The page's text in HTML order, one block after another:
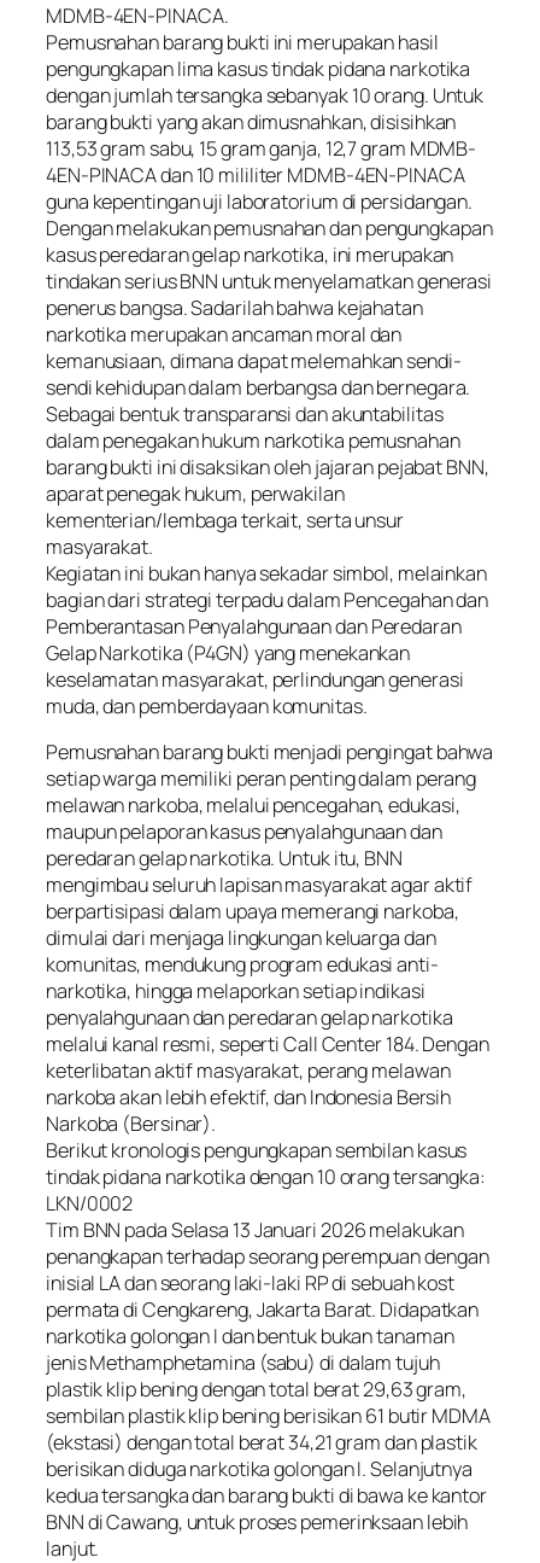
MDMB-4EN-PINACA.
Pemusnahan barang bukti ini merupakan hasil
pengungkapan lima kasus tindak pidana narkotika
dengan jumlah tersangka sebanyak 10 orang. Untuk
barang bukti yang akan dimusnahkan, disisihkan
113,53 gram sabu, 15 gram ganja, 12,7 gram MDMB-
4EN-PINACA dan 10 mililiter MDMB-4EN-PINACA
guna kepentingan uji laboratorium di persidangan.
Dengan melakukan pemusnahan dan pengungkapan
kasus peredaran gelap narkotika, ini merupakan
tindakan serius BNN untuk menyelamatkan generasi
penerus bangsa. Sadarilah bahwa kejahatan
narkotika merupakan ancaman moral dan
kemanusiaan, dimana dapat melemahkan sendi-
sendi kehidupan dalam berbangsa dan bernegara.
Sebagai bentuk transparansi dan akuntabilitas
dalam penegakan hukum narkotika pemusnahan
barang bukti ini disaksikan oleh jajaran pejabat BNN,
aparat penegak hukum, perwakilan
kementerian/lembaga terkait, serta unsur
masyarakat.
Kegiatan ini bukan hanya sekadar simbol, melainkan
bagian dari strategi terpadu dalam Pencegahan dan
Pemberantasan Penyalahgunaan dan Peredaran
Gelap Narkotika (P4GN) yang menekankan
keselamatan masyarakat, perlindungan generasi
muda, dan pemberdayaan komunitas.
Pemusnahan barang bukti menjadi pengingat bahwa
setiap warga memiliki peran penting dalam perang
melawan narkoba, melalui pencegahan, edukasi,
maupun pelaporan kasus penyalahgunaan dan
peredaran gelap narkotika. Untuk itu, BNN
mengimbau seluruh lapisan masyarakat agar aktif
berpartisipasi dalam upaya memerangi narkoba,
dimulai dari menjaga lingkungan keluarga dan
komunitas, mendukung program edukasi anti-
narkotika, hingga melaporkan setiap indikasi
penyalahgunaan dan peredaran gelap narkotika
melalui kanal resmi, seperti Call Center 184. Dengan
keterlibatan aktif masyarakat, perang melawan
narkoba akan lebih efektif, dan Indonesia Bersih
Narkoba (Bersinar).
Berikut kronologis pengungkapan sembilan kasus
tindak pidana narkotika dengan 10 orang tersangka:
LKN/0002
Tim BNN pada Selasa 13 Januari 2026 melakukan
penangkapan terhadap seorang perempuan dengan
inisial LA dan seorang laki-laki RP di sebuah kost
permata di Cengkareng, Jakarta Barat. Didapatkan
narkotika golongan I dan bentuk bukan tanaman
jenis Methamphetamina (sabu) di dalam tujuh
plastik klip bening dengan total berat 29,63 gram,
sembilan plastik klip bening berisikan 61 butir MDMA
(ekstasi) dengan total berat 34,21 gram dan plastik
berisikan diduga narkotika golongan I. Selanjutnya
kedua tersangka dan barang bukti di bawa ke kantor
BNN di Cawang, untuk proses pemerinksaan lebih
lanjut.